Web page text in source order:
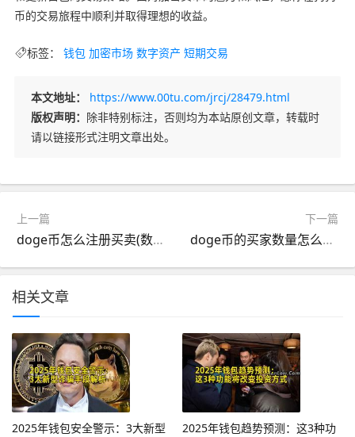
币的交易旅程中顺利并取得理想的收益。
标签： 钱包 加密市场 数字资产 短期交易
本文地址：
https://www.00tu.com/jrcj/28479.html
版权声明： 除非特别标注，否则均为本站原创文章，转载时
请以链接形式注明文章出处。
上一篇
doge币怎么注册买卖(数字资产交易平台选择宝典)
下一篇
doge币的买家数量怎么看(多元化数字货币交易平台)
相关文章
2025年钱包安全警示：3大新型
2025年钱包趋势预测：这3种功